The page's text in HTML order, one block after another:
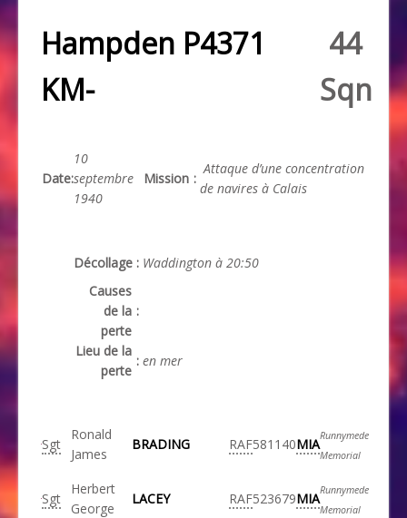
Hampden P4371
KM-
44
Sqn
Date:
10
septembre
1940
Mission :
Attaque d’une concentration
de navires à Calais
Décollage : Waddington à 20:50
Causes
de la
perte
:
Lieu de la
perte
: en mer
Sgt
Ronald
James
BRADING RAF581140MIARunnymede
Memorial
Sgt
Herbert
George
LACEY RAF523679MIARunnymede
Memorial